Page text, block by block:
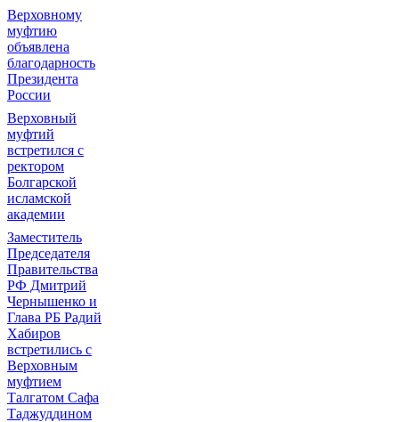
Верховному
муфтию
объявлена
благодарность
Президента
России
Верховный
муфтий
встретился с
ректором
Болгарской
исламской
академии
Заместитель
Председателя
Правительства
РФ Дмитрий
Чернышенко и
Глава РБ Радий
Хабиров
встретились с
Верховным
муфтием
Талгатом Сафа
Таджуддином